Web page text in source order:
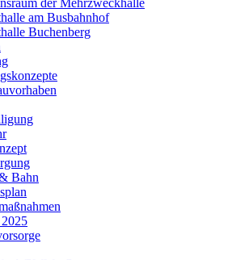
der Mehrzweckhalle
am Busbahnhof
Buchenberg
Bahn